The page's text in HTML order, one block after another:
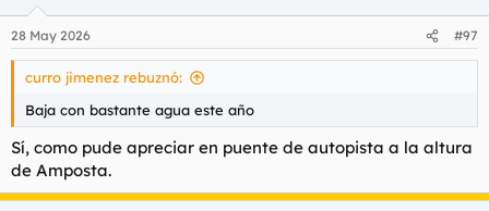
e
s
28 May 2026 #97
curro jimenez rebuznó:
Baja con bastante agua este año
Sí, como pude apreciar en puente de autopista a la altura
de Amposta.